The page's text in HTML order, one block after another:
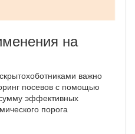
на
важно
посевов с помощью
эффективных
порога